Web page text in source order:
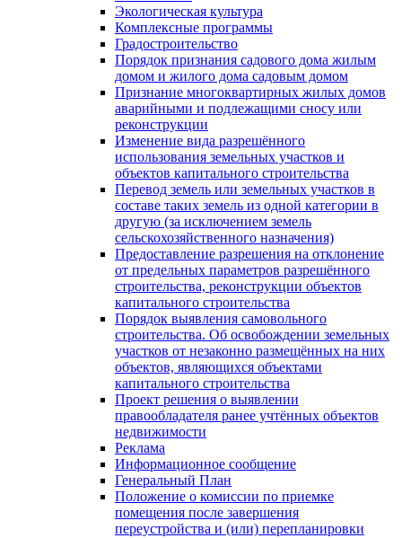
Экологическая культура
Комплексные программы
Градостроительство
Порядок признания садового дома жилым
домом и жилого дома садовым домом
Признание многоквартирных жилых домов
аварийными и подлежащими сносу или
реконструкции
Изменение вида разрешённого
использования земельных участков и
объектов капитального строительства
Перевод земель или земельных участков в
составе таких земель из одной категории в
другую (за исключением земель
сельскохозяйственного назначения)
Предоставление разрешения на отклонение
от предельных параметров разрешённого
строительства, реконструкции объектов
капитального строительства
Порядок выявления самовольного
строительства. Об освобождении земельных
участков от незаконно размещённых на них
объектов, являющихся объектами
капитального строительства
Проект решения о выявлении
правообладателя ранее учтённых объектов
недвижимости
Реклама
Информационное сообщение
Генеральный План
Положение о комиссии по приемке
помещения после завершения
переустройства и (или) перепланировки